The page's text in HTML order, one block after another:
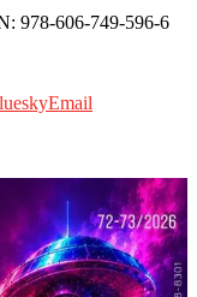
978-606-749-596-6
Email